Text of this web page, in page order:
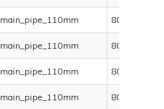
main_pipe_110mm 80000
main_pipe_110mm 80000
main_pipe_110mm 80000
main_pipe_110mm 80000